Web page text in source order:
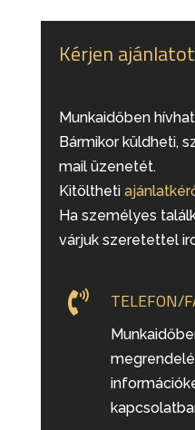
Kérjen
Munkaidőben
Bármikor küldheti,
mail üzenetét.
Kitöltheti
Ha személyes
várjuk szeretettel
 TELEFON/